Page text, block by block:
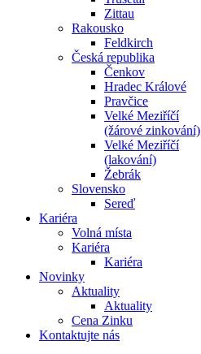
Zittau
Rakousko
Feldkirch
Česká republika
Čenkov
Hradec Králové
Pravčice
Velké Meziříčí
(žárové zinkování)
Velké Meziříčí
(lakování)
Žebrák
Slovensko
Sereď
Kariéra
Volná místa
Kariéra
Kariéra
Novinky
Aktuality
Aktuality
Cena Zinku
Kontaktujte nás